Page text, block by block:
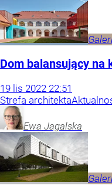
Dom balansujący na
19 lis 2022 22:51
Strefa architekta
Ewa Jagalska